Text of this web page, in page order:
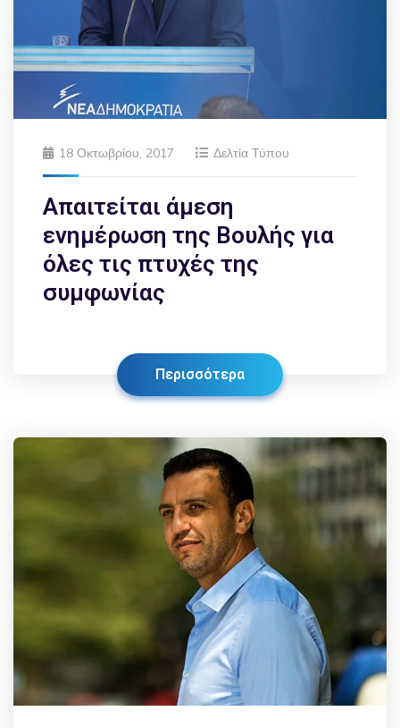
18 Οκτωβρίου, 2017 Δελτία Τύπου
Απαιτείται άμεση
ενημέρωση της Βουλής για
όλες τις πτυχές της
συμφωνίας
Περισσότερα